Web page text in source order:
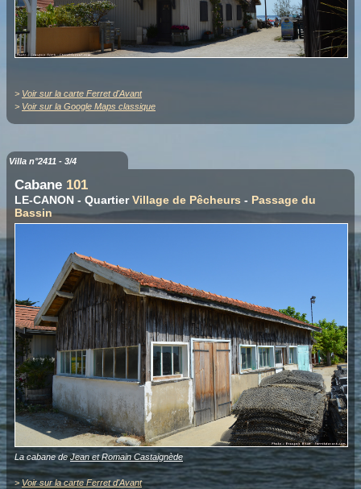
> Voir sur la carte Ferret d'Avant
> Voir sur la Google Maps classique
Villa n°2411 - 3/4
Cabane 101
LE-CANON - QuartierVillage de Pêcheurs - Passage du
Bassin
La cabane deJean et Romain Castaignède
>Voir sur la carte Ferret d'Avant